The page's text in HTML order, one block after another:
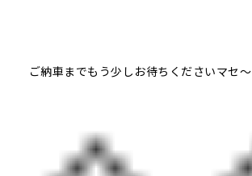
ご納車までもう少しお待ちくださいマセ～